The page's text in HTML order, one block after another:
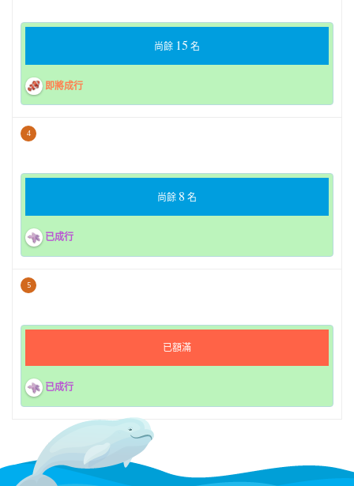
尚餘 15 名
即將成行
4
尚餘 8 名
已成行
5
已額滿
已成行